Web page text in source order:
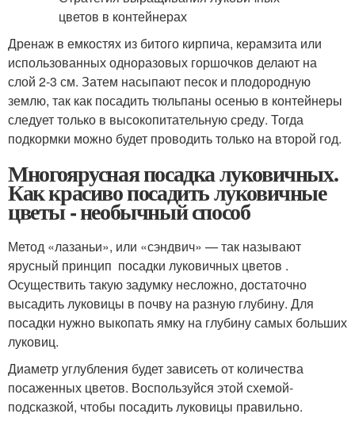
Дренаж в емкостях из битого кирпича, керамзита или
использованных одноразовых горшочков делают на
слой 2-3 см. Затем насыпают песок и плодородную
землю, так как посадить тюльпаны осенью в контейнеры
следует только в высокопитательную среду. Тогда
подкормки можно будет проводить только на второй год.
Многоярусная посадка луковичных.
Как красиво посадить луковичные
цветы - необычный способ
Метод «лазаньи», или «сэндвич» — так называют
ярусный принцип посадки луковичных цветов .
Осуществить такую задумку несложно, достаточно
высадить луковицы в почву на разную глубину. Для
посадки нужно выкопать ямку на глубину самых больших
луковиц.
Диаметр углубления будет зависеть от количества
посаженных цветов. Воспользуйся этой схемой-
подсказкой, чтобы посадить луковицы правильно.